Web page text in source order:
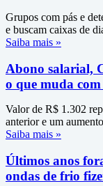
Grupos com pás e
e buscam caixas de
Saiba mais »
Abono salarial,
o que muda
Valor de R$ 1.302
anterior e um
Saiba mais »
Últimos anos
ondas de frio